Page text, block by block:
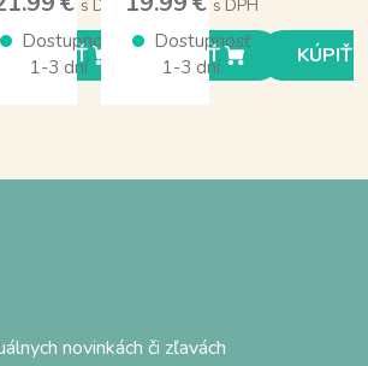
KÚPIŤ
s DPH
Dostupnosť
1-3 dní
KÚPIŤ
s DPH
Dostupnosť
1-3 dní
KÚPIŤ
novinkách či zľavách